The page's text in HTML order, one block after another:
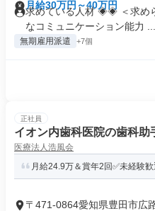
月給30万円～40万円
求めている人材 ◈◈ ＜求め
なコミュニケーション能力 ...
無期雇用派遣 +7個
正社員
イオン内歯科医院の歯科助
医療法人浩風会
月給24.9万＆賞年2回✅未経験
〒471-0864愛知県豊田市広